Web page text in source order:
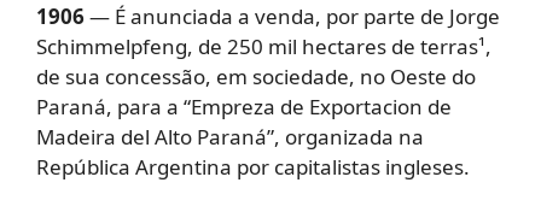
1906— É anunciada a venda, por parte de Jorge
Schimmelpfeng, de 250 mil hectares de terras¹,
de sua concessão, em sociedade, no Oeste do
Paraná, para a “Empreza de Exportacion de
Madeira del Alto Paraná”, organizada na
República Argentina por capitalistas ingleses.